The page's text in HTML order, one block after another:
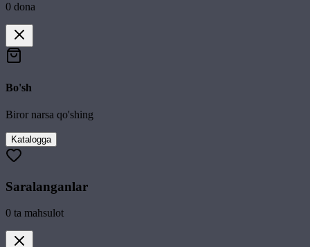
0 dona
Bo'sh
Biror narsa qo'shing
Katalogga
Saralanganlar
0 ta mahsulot